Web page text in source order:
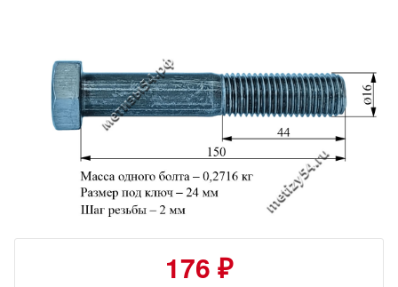
176 ₽